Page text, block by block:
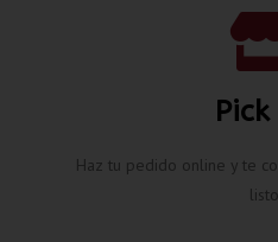
Haz tu pedido online y te
listo.